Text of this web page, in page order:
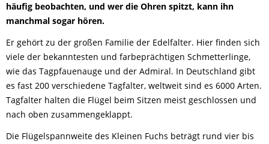
häufig beobachten, und wer die Ohren spitzt, kann ihn
manchmal sogar hören.
Er gehört zu der großen Familie der Edelfalter. Hier finden sich
viele der bekanntesten und farbeprächtigen Schmetterlinge,
wie das Tagpfauenauge und der Admiral. In Deutschland gibt
es fast 200 verschiedene Tagfalter, weltweit sind es 6000 Arten.
Tagfalter halten die Flügel beim Sitzen meist geschlossen und
nach oben zusammengeklappt.
Die Flügelspannweite des Kleinen Fuchs beträgt rund vier bis